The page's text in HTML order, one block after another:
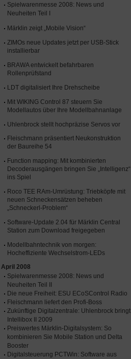
Spielwarenmesse 2008: News und
Neuheiten Teil I
Märklin zeigt „Mobile Vision“
ZIMOs neue Updates jetzt per USB-Stick
installierbar
BRAWA entwickelt befahrbaren
Rollenprüfstand
LDT digitalisiert Ihre Drehscheibe
Mit WIKING Control 87 steuern Sie
Modellautos über Ihre Modellbahnanlage
Uhlenbrock stellt hochpräzise Servos vor
Fleischmann präsentiert Neukonstruktion
der Baureihe 54
Function mapping: Mit kombinierten
Decoderausgängen bringen Sie „Intelligenz“
ins Spiel
Roco TEE RAm-Umrüstung: Triebköpfe mit
neuen Schneckensätzen beheben
„Schneckerl-Problem“
Software-Update 2.04 für Märklin Central
Station zum Download freigegeben
Modellbahntechnik von morgen:
Hocheffiziente Wechselstrom-LEDs
April 2008
Spielwarenmesse 2008: News und
Neuheiten Teil II
Die neue Freiheit: ESU ECoSControl Radio
Fleischmann liefert den Profi-Boss
Zukünftige Digitalzentrale: Uhlenbrock bringt
Intellibox II 2009
Preiswertes Märklin-Digitalsystem: So
kombinieren Sie Mobile Station und Delta
Booster
Digitalsteuerung PCTWin: Software aus